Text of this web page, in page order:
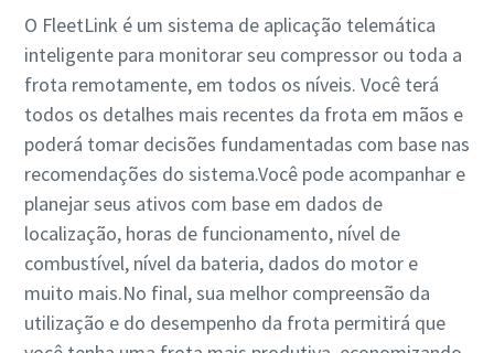
O FleetLink é um sistema de aplicação telemática
inteligente para monitorar seu compressor ou toda a
frota remotamente, em todos os níveis. Você terá
todos os detalhes mais recentes da frota em mãos e
poderá tomar decisões fundamentadas com base nas
recomendações do sistema.Você pode acompanhar e
planejar seus ativos com base em dados de
localização, horas de funcionamento, nível de
combustível, nível da bateria, dados do motor e
muito mais.No final, sua melhor compreensão da
utilização e do desempenho da frota permitirá que